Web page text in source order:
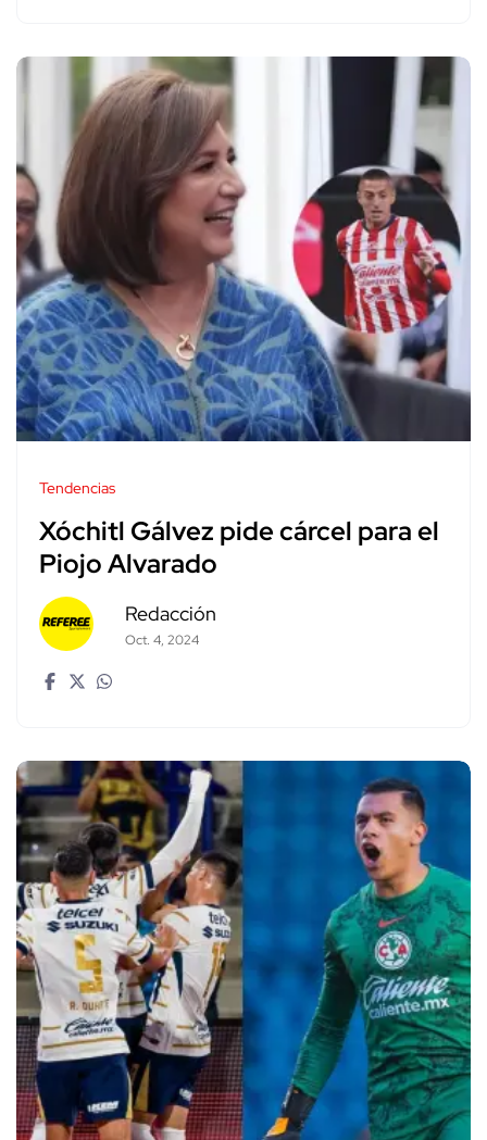
Tendencias
Xóchitl Gálvez pide cárcel para el
Piojo Alvarado
Redacción
Oct. 4, 2024